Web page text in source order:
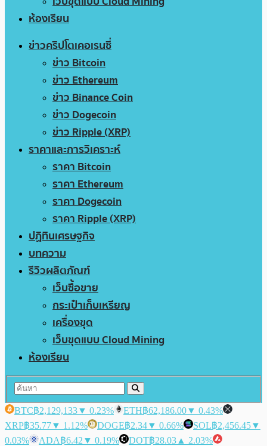
ห้องเรียน
ข่าวคริปโตเคอเรนซี่
ข่าว Bitcoin
ข่าว Ethereum
ข่าว Binance Coin
ข่าว Dogecoin
ข่าว Ripple (XRP)
ราคาและการวิเคราะห์
ราคา Bitcoin
ราคา Ethereum
ราคา Dogecoin
ราคา Ripple (XRP)
ปฏิทินเศรษฐกิจ
บทความ
รีวิวผลิตภัณฑ์
เว็บซื้อขาย
กระเป๋าเก็บเหรียญ
เครื่องขุด
เว็บขุดแบบ Cloud Mining
ห้องเรียน
BTC฿2,129,133▼ 0.23% ETH฿62,186.00▼ 0.43%
XRP฿35.77▼ 1.12% DOGE฿2.34▼ 0.66% SOL฿2,456.45▼
0.03%
ADA฿6.42 ▼ 0.19% DOT฿28.03 ▲ 2.03%